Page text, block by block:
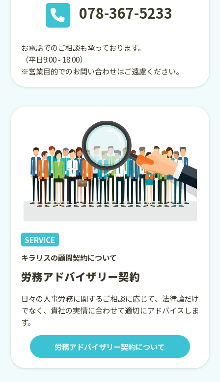
078-367-5233
お電話でのご相談も承っております。
（平日9:00 - 18:00）
※営業目的でのお問い合わせはご遠慮ください。
SERVICE
キラリスの顧問契約について
労務アドバイザリー契約
日々の人事労務に関するご相談に応じて、法律論だけ
でなく、貴社の実情に合わせて適切にアドバイスしま
す。
労務アドバイザリー契約について